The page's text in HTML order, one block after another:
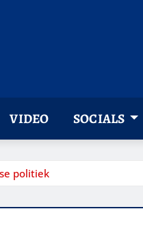
VIDEO SOCIALS
politiek